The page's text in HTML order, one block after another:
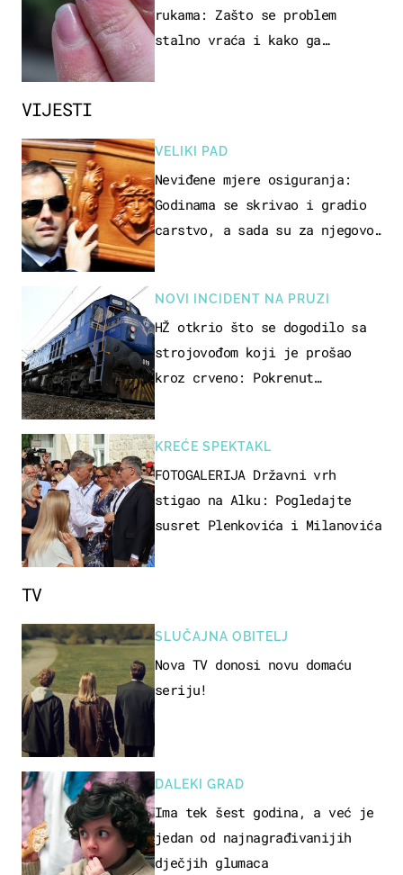
VIJESTI
VELIKI PAD
Neviđene mjere osiguranja:
Godinama se skrivao i gradio
carstvo, a sada su za njegovo
NOVI INCIDENT NA PRUZI
HŽ otkrio što se dogodilo sa
strojovođom koji je prošao
kroz crveno: Pokrenut
KREĆE SPEKTAKL
FOTOGALERIJA Državni vrh
stigao na Alku: Pogledajte
susret Plenkovića i Milanovića
rukama: Zašto se problem
stalno vraća i kako ga
TV
SLUČAJNA OBITELJ
Nova TV donosi novu domaću
seriju!
DALEKI GRAD
Ima tek šest godina, a već je
jedan od najnagrađivanijih
dječjih glumaca